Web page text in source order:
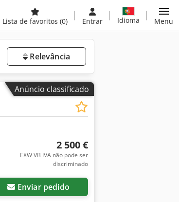
Lista de favoritos (0) Entrar Idioma Menu
Relevância
Anúncio classificado
2 500 €
EXW VB IVA não pode ser
discriminado
Enviar pedido